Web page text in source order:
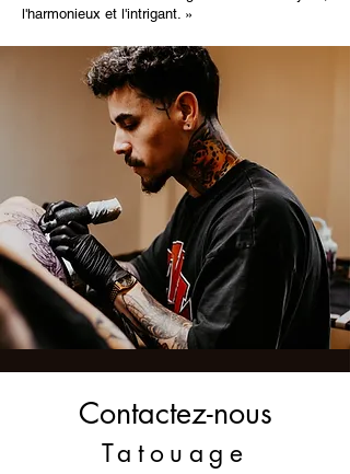
l'harmonieux et l'intrigant. »
Contactez-nous
Tatouage